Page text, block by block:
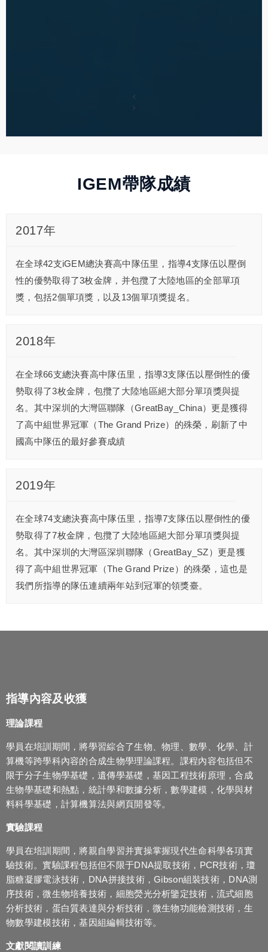
IGEM帶隊成績
2017年
在全球42支iGEM總決賽高中隊伍里，指導4支隊伍以壓倒
性的優勢取得了3枚金牌，并包攬了大陸地區的全部單項
獎，包括2個單項獎，以及13個單項獎提名。
2018年
在全球66支總決賽高中隊伍里，指導3支隊伍以壓倒性的優
勢取得了3枚金牌，包攬了大陸地區絕大部分單項獎與提
名。其中深圳的大灣區聯隊（GreatBay_China）更是獲得
了高中組世界冠軍（The Grand Prize）的殊榮，刷新了中
國高中隊伍的最好參賽成績
2019年
在全球74支總決賽高中隊伍里，指導7支隊伍以壓倒性的優
勢取得了7枚金牌，包攬了大陸地區絕大部分單項獎與提
名。其中深圳的大灣區深圳聯隊（GreatBay_SZ）更是獲
得了高中組世界冠軍（The Grand Prize）的殊榮，這也是
我們所指導的隊伍連續兩年站到冠軍的領獎臺。
指導內容及收獲
理論課程
學員在培訓期間，將學習綜合了生物、物理、數學、化學、計
算機等跨學科內容的合成生物學理論課程。課程內容包括但不
限于分子生物學基礎，遺傳學基礎，基因工程技術原理，合成
生物學基礎和熱點，統計學和數據分析，數學建模，化學與材
料科學基礎，計算機算法與網頁開發等。
實驗課程
學員在培訓期間，將親自學習并實操掌握現代生命科學各項實
驗技術。實驗課程包括但不限于DNA提取技術，PCR技術，瓊
脂糖凝膠電泳技術，DNA拼接技術，Gibson組裝技術，DNA測
序技術，微生物培養技術，細胞熒光分析鑒定技術，流式細胞
分析技術，蛋白質表達與分析技術，微生物功能檢測技術，生
物數學建模技術，基因組編輯技術等。
文獻閱讀訓練